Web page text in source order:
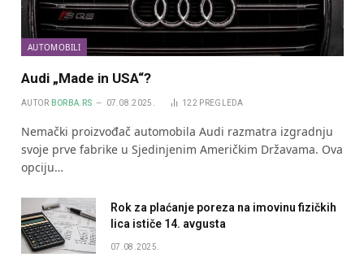
AUTOMOBILI
Audi „Made in USA“?
AUTOR BORBA.RS 07.08.2025. 122 PREGLEDA
Nemački proizvođač automobila Audi razmatra izgradnju
svoje prve fabrike u Sjedinjenim Američkim Državama. Ova
opciju…
Rok za plaćanje poreza na imovinu fizičkih
lica ističe 14. avgusta
07.08.2025.